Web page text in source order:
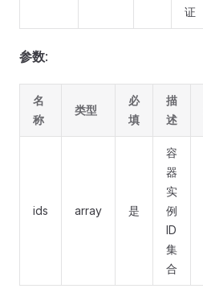
证
参数:
名
称
类型
必
填
描
述
ids array 是
容
器
实
例
ID
集
合